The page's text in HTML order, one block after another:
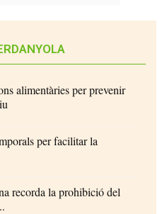
alimentàries per prevenir
per facilitar la
recorda la prohibició del